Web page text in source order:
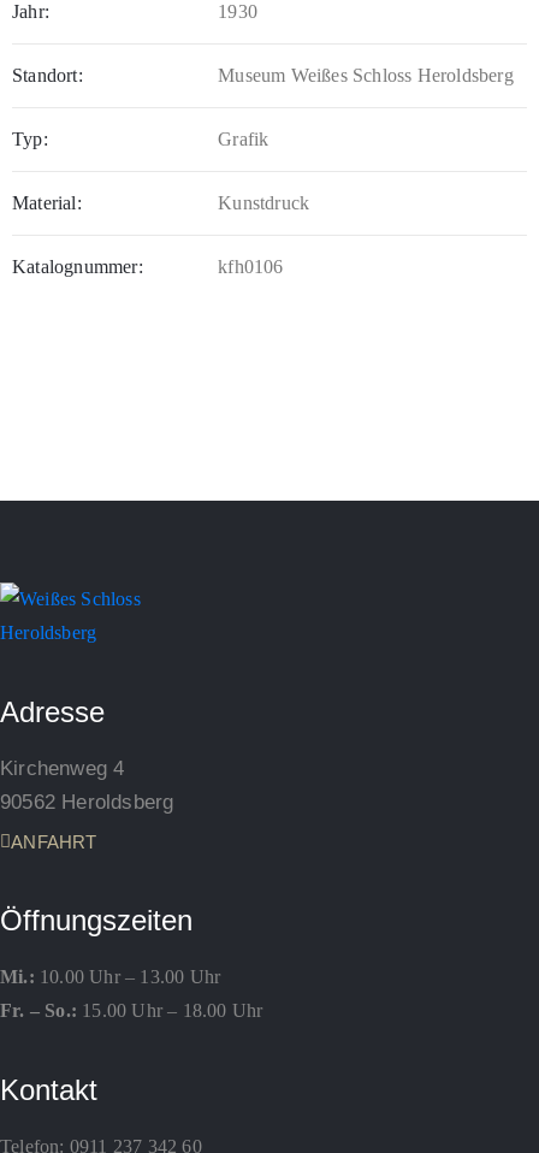
Jahr: 1930
Standort: Museum Weißes Schloss Heroldsberg
Typ: Grafik
Material: Kunstdruck
Katalognummer: kfh0106
Adresse
Kirchenweg 4
90562 Heroldsberg
ANFAHRT
Öffnungszeiten
Mi.: 10.00 Uhr – 13.00 Uhr
Fr. – So.: 15.00 Uhr – 18.00 Uhr
Kontakt
Telefon: 0911 237 342 60